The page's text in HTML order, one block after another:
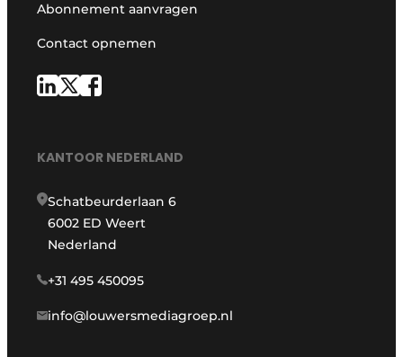
Abonnement aanvragen
Contact opnemen
KANTOOR NEDERLAND
Schatbeurderlaan 6
6002 ED Weert
Nederland
+31 495 450095
info@louwersmediagroep.nl